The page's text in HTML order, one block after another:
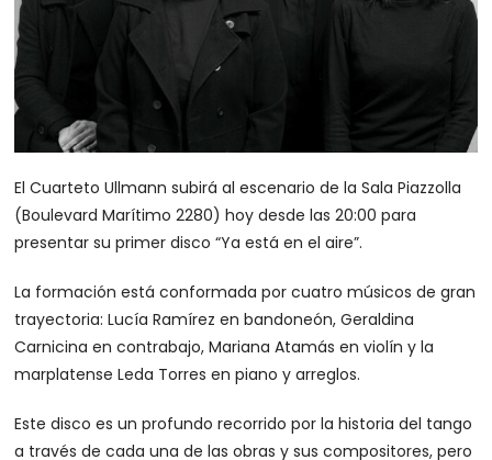
El Cuarteto Ullmann subirá al escenario de la Sala Piazzolla
(Boulevard Marítimo 2280) hoy desde las 20:00 para
presentar su primer disco “Ya está en el aire”.
La formación está conformada por cuatro músicos de gran
trayectoria: Lucía Ramírez en bandoneón, Geraldina
Carnicina en contrabajo, Mariana Atamás en violín y la
marplatense Leda Torres en piano y arreglos.
Este disco es un profundo recorrido por la historia del tango
a través de cada una de las obras y sus compositores, pero